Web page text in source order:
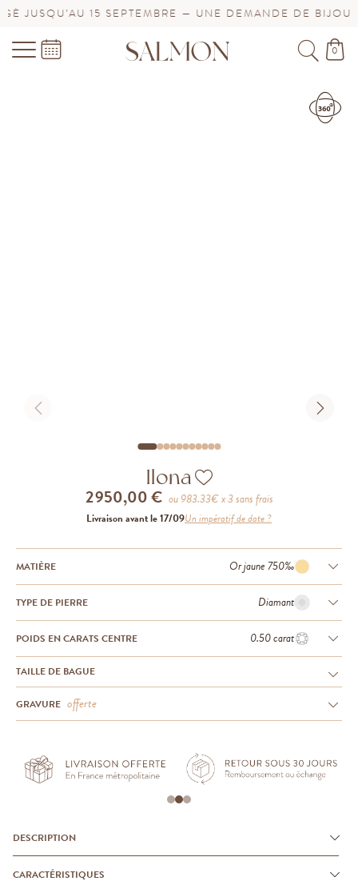
15 SEPTEMBRE — UNE DEMANDE DE BIJOU URGENTE
0
Ilona
2 950,00 € ou983.33€ x 3 sans frais
Livraison avant le 17/09Un impératif de date ?
MATIÈRE Or jaune 750‰
TYPE DE PIERRE Diamant
POIDS EN CARATS CENTRE 0.50 carat
TAILLE DE BAGUE
GRAVURE offerte
DESCRIPTION
CARACTÉRISTIQUES